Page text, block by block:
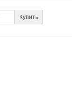
Купить